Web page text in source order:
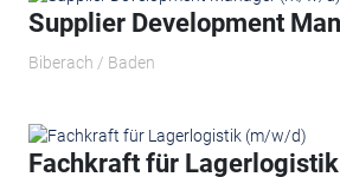
Supplier Development
Biberach / Baden
Fachkraft für